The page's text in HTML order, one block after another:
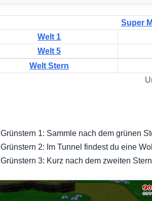
Super
Welt 1
Welt 5
Welt Stern
Grünstern 1: Sammle nach dem grünen
Grünstern 2: Im Tunnel findest du eine
Grünstern 3: Kurz nach dem zweiten